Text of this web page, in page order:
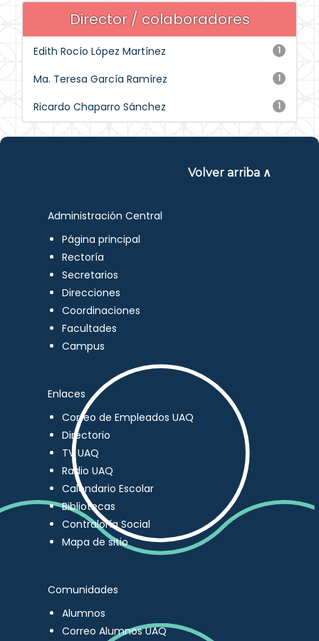
Director / colaboradores
1
Edith Rocío López Martínez
1
Ma. Teresa García Ramírez
1
Ricardo Chaparro Sánchez
Volver arriba ∧
Administración Central
Página principal
Rectoría
Secretarios
Direcciones
Coordinaciones
Facultades
Campus
Enlaces
Correo de Empleados UAQ
Directorio
TV UAQ
Radio UAQ
Calendario Escolar
Bibliotecas
Contraloría Social
Mapa de sitio
Comunidades
Alumnos
Correo Alumnos UAQ